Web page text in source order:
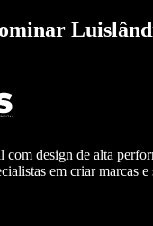
com design de alta
em criar marcas e